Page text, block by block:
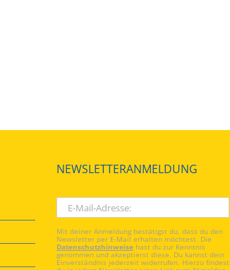
NEWSLETTERANMELDUNG
Mit deiner Anmeldung bestätigst du, dass du den
Newsletter per E-Mail erhalten möchtest. Die
Datenschutzhinweise hast du zur Kenntnis
genommen und akzeptierst diese. Du kannst dein
Einverständnis jederzeit widerrufen. Hierzu findest